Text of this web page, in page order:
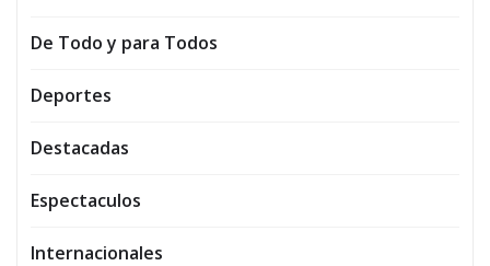
De Todo y para Todos
Deportes
Destacadas
Espectaculos
Internacionales